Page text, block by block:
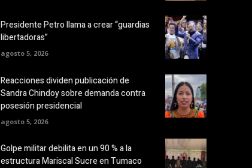
Presidente Petro llama a crear “guardias
libertadoras”
agosto 5, 2026
Reacciones dividen publicación de
Sandra Chindoy sobre demanda contra
posesión presidencial
agosto 5, 2026
Golpe militar debilita en un 90 % a la
estructura Mariscal Sucre en Tumaco